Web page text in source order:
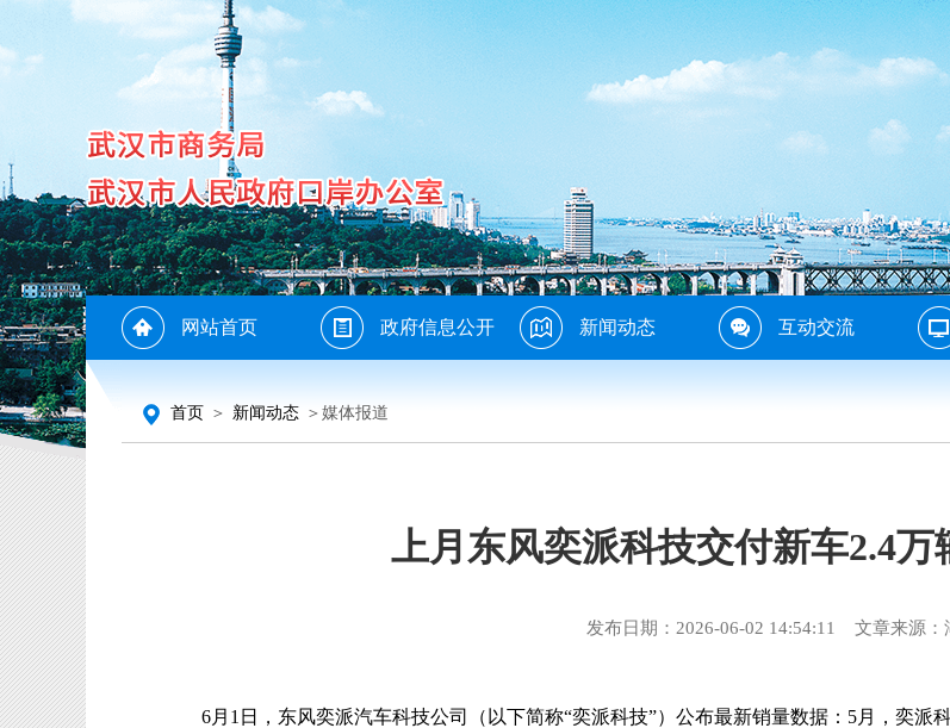
网站首页 政府信息公开 新闻动态 互动交流
首页 ＞ 新闻动态 ＞媒体报道
上月东风奕派科技交付新车2.4万
发布日期：2026-06-02 14:54:11 文章来源：
6月1日，东风奕派汽车科技公司（以下简称“奕派科技”）公布最新销量数据：5月，奕派